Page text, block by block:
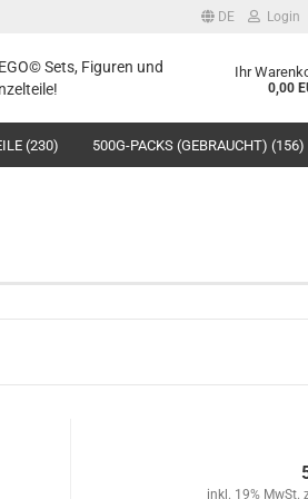
DE Login
Sets, Figuren und
Ihr
0,00
(230) 500G-PACKS (GEBRAUCHT) (156)
inkl. 19% MwSt.